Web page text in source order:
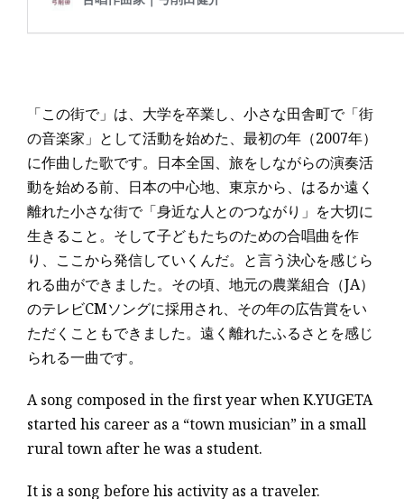
「この街で」は、大学を卒業し、小さな田舎町で「街
の音楽家」として活動を始めた、最初の年（2007年）
に作曲した歌です。日本全国、旅をしながらの演奏活
動を始める前、日本の中心地、東京から、はるか遠く
離れた小さな街で「身近な人とのつながり」を大切に
生きること。そして子どもたちのための合唱曲を作
り、ここから発信していくんだ。と言う決心を感じら
れる曲ができました。その頃、地元の農業組合（JA）
のテレビCMソングに採用され、その年の広告賞をい
ただくこともできました。遠く離れたふるさとを感じ
られる一曲です。
A song composed in the first year when K.YUGETA
started his career as a “town musician” in a small
rural town after he was a student.
It is a song before his activity as a traveler.